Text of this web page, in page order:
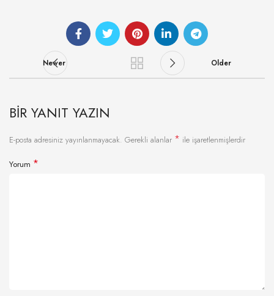
Newer Older
BIR YANIT YAZIN
E-posta adresiniz yayınlanmayacak. Gerekli alanlar * ile işaretlenmişlerdir
Yorum *